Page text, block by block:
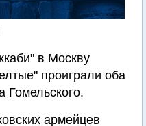
в Москву
проиграли оба
Гомельского.
армейцев